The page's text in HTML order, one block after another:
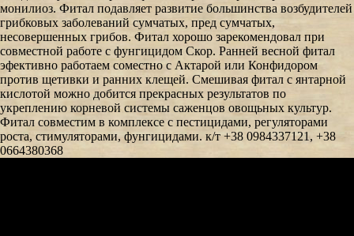
монилиоз. Фитал подавляет развитие большинства возбудителей
грибковых заболеваний сумчатых, пред сумчатых,
несовершенных грибов. Фитал хорошо зарекомендовал при
совместной работе с фунгицидом Скор. Ранней весной фитал
эфективно работаем соместно с Актарой или Конфидором
против щетивки и ранних клещей. Смешивая фитал с янтарной
кислотой можно добится прекрасных результатов по
укреплению корневой системы саженцов овощьных культур.
Фитал совместим в комплексе с пестицидами, регуляторами
роста, стимуляторами, фунгицидами. к/т +38 0984337121, +38
0664380368